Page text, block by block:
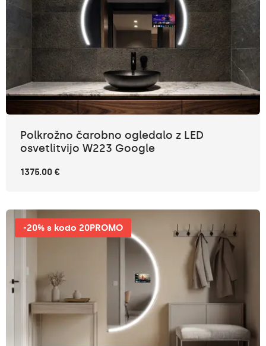
Polkrožno čarobno ogledalo z LED
osvetlitvijo W223 Google
1375.00 €
-20% s kodo 20PROMO